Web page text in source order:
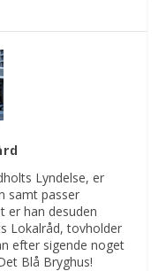
Lyndelse, er
samt passer
er han desuden
Lokalråd, tovholder
efter sigende noget
Blå Bryghus!